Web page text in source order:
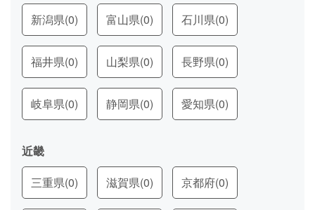
新潟県(0) 富山県(0) 石川県(0)
福井県(0) 山梨県(0) 長野県(0)
岐阜県(0) 静岡県(0) 愛知県(0)
近畿
三重県(0) 滋賀県(0) 京都府(0)